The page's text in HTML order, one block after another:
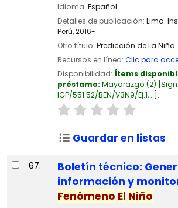
Idioma: Español
Detalles de publicación: Lima:
Perú,2016-
Otro título: Predicción de La Niña
Recursos en línea: Clic para
Disponibilidad: Ítems
préstamo: Mayorazgo (2)
IGP/551.52/BEN/V3N9/Ej.1, .. .
Guardar en listas
67.
Boletín técnico:
información y
Fenómeno El Niño